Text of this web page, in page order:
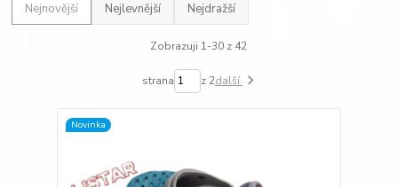
Nejnovější Nejlevnější Nejdražší
Zobrazuji 1-30 z 42
strana z 2další
Novinka